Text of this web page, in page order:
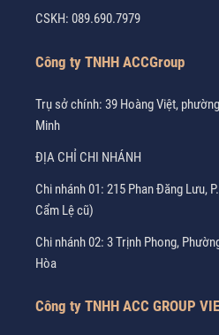
CSKH: 089.690.7979
Công ty TNHH ACCGroup
Trụ sở chính: 39 Hoàng Việt,
Minh
ĐỊA CHỈ CHI NHÁNH
Chi nhánh 01: 215 Phan Đăng Lưu,
Cẩm Lệ cũ)
Chi nhánh 02: 3 Trịnh Phong,
Hòa
Công ty TNHH ACC GROUP